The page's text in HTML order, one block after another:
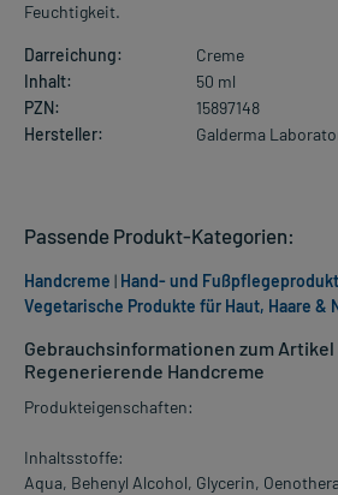
Feuchtigkeit.
Darreichung:
Creme
Inhalt:
50 ml
PZN:
15897148
Hersteller:
Galderma
Gebrauchsinformationen zum
Regenerierende Handcreme
Produkteigenschaften:
Inhaltsstoffe:
Aqua, Behenyl Alcohol, Glycerin,
Passende Produkt-Kategorien:
Handcreme | Hand- und
Vegetarische Produkte für Haut, Haare &